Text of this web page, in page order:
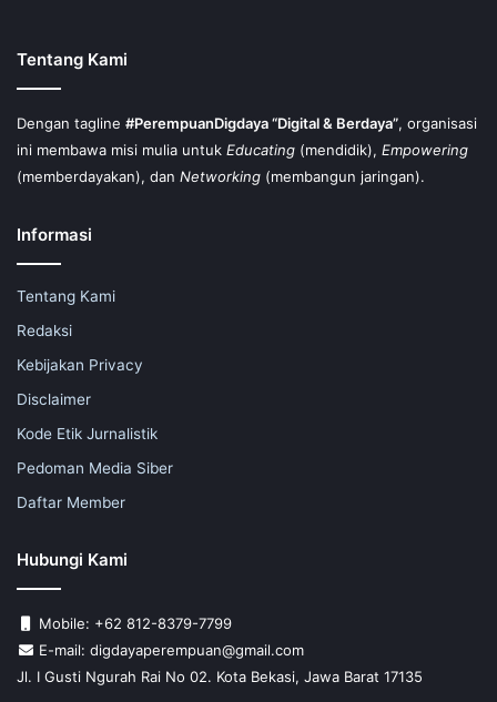
Tentang Kami
Dengan tagline #PerempuanDigdaya “Digital & Berdaya”, organisasi
ini membawa misi mulia untuk Educating (mendidik), Empowering
(memberdayakan), dan Networking (membangun jaringan).
Informasi
Tentang Kami
Redaksi
Kebijakan Privacy
Disclaimer
Kode Etik Jurnalistik
Pedoman Media Siber
Daftar Member
Hubungi Kami
Mobile: +62 812-8379-7799
E-mail: digdayaperempuan@gmail.com
Jl. I Gusti Ngurah Rai No 02. Kota Bekasi, Jawa Barat 17135